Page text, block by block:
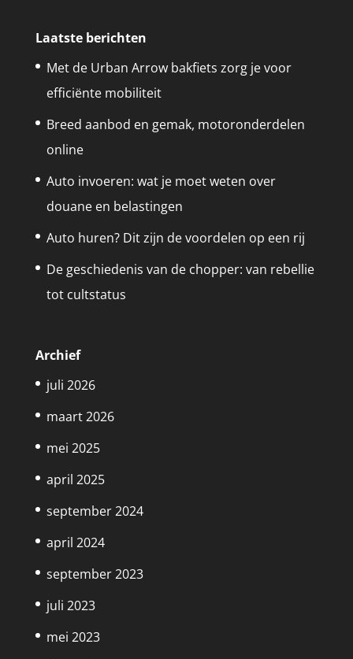
Laatste berichten
Met de Urban Arrow bakfiets zorg je voor
efficiënte mobiliteit
Breed aanbod en gemak, motoronderdelen
online
Auto invoeren: wat je moet weten over
douane en belastingen
Auto huren? Dit zijn de voordelen op een rij
De geschiedenis van de chopper: van rebellie
tot cultstatus
Archief
juli 2026
maart 2026
mei 2025
april 2025
september 2024
april 2024
september 2023
juli 2023
mei 2023